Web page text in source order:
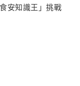
安知識王」挑戰